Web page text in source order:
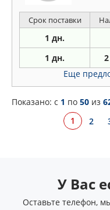
Срок поставки
1 дн.
1 дн.
Еще
Показано: c 1 по 50 из
1
2
У Вас
Оставьте телефон,